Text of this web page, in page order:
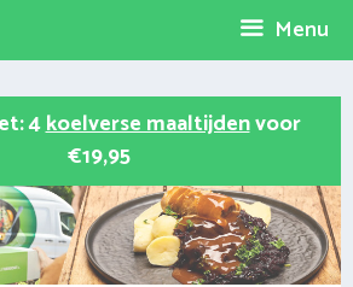
Menu
4koelverse maaltijdenvoor
€19,95